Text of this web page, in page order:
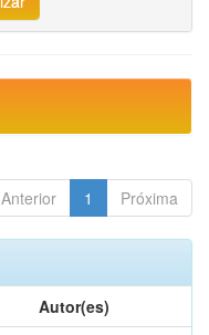
Anterior 1 Próxima
Autor(es)